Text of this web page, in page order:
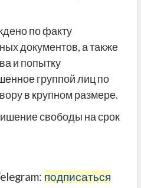
по факту
документов, а также
и попытку
группой лиц по
в крупном размере.
свободы на срок
подписаться